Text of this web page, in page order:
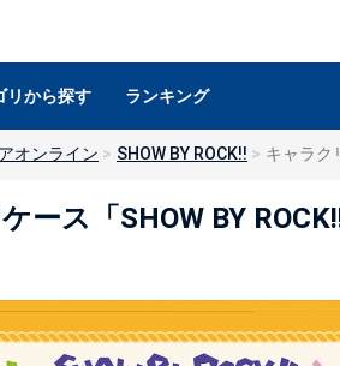
リから探す ランキング
オンライン SHOW BY ROCK!! キャラク
ース「SHOW BY